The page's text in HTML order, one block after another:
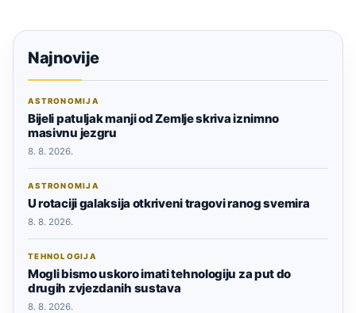
Najnovije
ASTRONOMIJA
Bijeli patuljak manji od Zemlje skriva iznimno
masivnu jezgru
8. 8. 2026.
ASTRONOMIJA
U rotaciji galaksija otkriveni tragovi ranog svemira
8. 8. 2026.
TEHNOLOGIJA
Mogli bismo uskoro imati tehnologiju za put do
drugih zvjezdanih sustava
8. 8. 2026.